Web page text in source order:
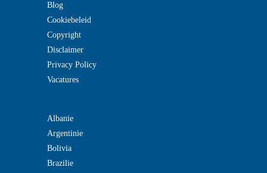
Blog
Cookiebeleid
Copyright
Disclaimer
Privacy Policy
Vacatures
Albanie
Argentinie
Bolivia
Brazilie